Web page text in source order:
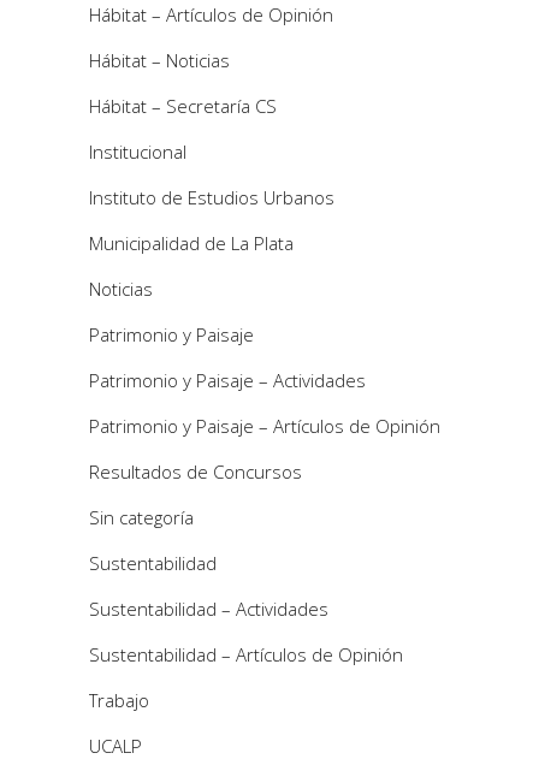
Hábitat – Artículos de Opinión
Hábitat – Noticias
Hábitat – Secretaría CS
Institucional
Instituto de Estudios Urbanos
Municipalidad de La Plata
Noticias
Patrimonio y Paisaje
Patrimonio y Paisaje – Actividades
Patrimonio y Paisaje – Artículos de Opinión
Resultados de Concursos
Sin categoría
Sustentabilidad
Sustentabilidad – Actividades
Sustentabilidad – Artículos de Opinión
Trabajo
UCALP